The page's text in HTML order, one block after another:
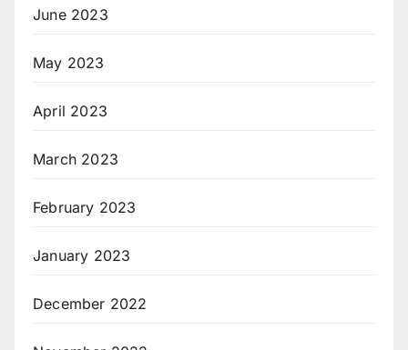
June 2023
May 2023
April 2023
March 2023
February 2023
January 2023
December 2022